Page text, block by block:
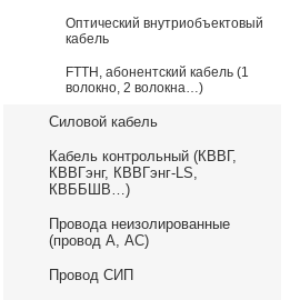
Оптический внутриобъектовый
кабель
FTTH, абонентский кабель (1
волокно, 2 волокна…)
Силовой кабель
Кабель контрольный (КВВГ,
КВВГэнг, КВВГэнг-LS,
КВББШВ…)
Провода неизолированные
(провод А, АС)
Провод СИП